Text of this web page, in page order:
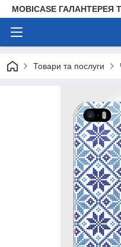
MOBICASE
Товари та послуги